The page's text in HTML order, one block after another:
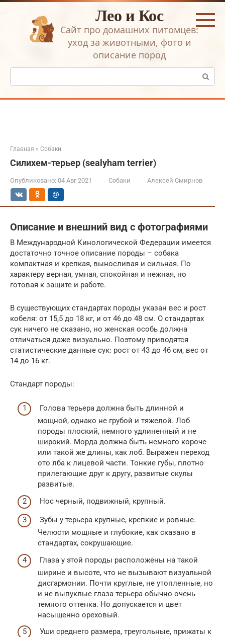
Перейти
Лео и Кос
Сайт про домашних питомцев:
уход за животными, фото и
описание пород
Поиск:
Главная » Собаки
Силихем-терьер (sealyham terrier)
Опубликовано: 04 Авг 2021 Собаки Алексей Смирнов
Описание и внешний вид с фотографиями
В Международной Кинологической Федерации имеется
достаточно точное описание породы – собака
компактная и крепкая, выносливая и сильная. По
характеру верная, умная, спокойная и нежная, но
готовая к защите и работе.
В существующих стандартах породы указан вес и рост
кобеля: от 15,5 до 18 кг, и от 46 до 48 см. О стандартах
сук ничего не сказано, но женская особь должна
отличаться даже визуально. Поэтому приводятся
статистические данные сук: рост от 43 до 46 см, вес от
14 до 16 кг.
Стандарт породы:
Голова терьера должна быть длинной и
мощной, однако не грубой и тяжелой. Лоб
породы плоский, немного удлиненный и не
широкий. Морда должна быть немного короче
или такой же длины, как лоб. Выражен переход
ото лба к лицевой части. Тонкие губы, плотно
прилегающие друг к другу, развитые скулы
развитые.
Нос черный, подвижный, крупный.
Зубы у терьера крупные, крепкие и ровные.
Челюсти мощные и глубокие, как сказано в
стандартах, сокрушающие.
Глаза у этой породы расположены на такой
ширине и высоте, что не вызывают визуальной
дисгармонии. Почти круглые, не утопленные, но
и не выпуклые глаза терьера обычно очень
темного оттенка. Но допускается и цвет
насыщенно ореховый.
Уши среднего размера, треугольные, прижаты к